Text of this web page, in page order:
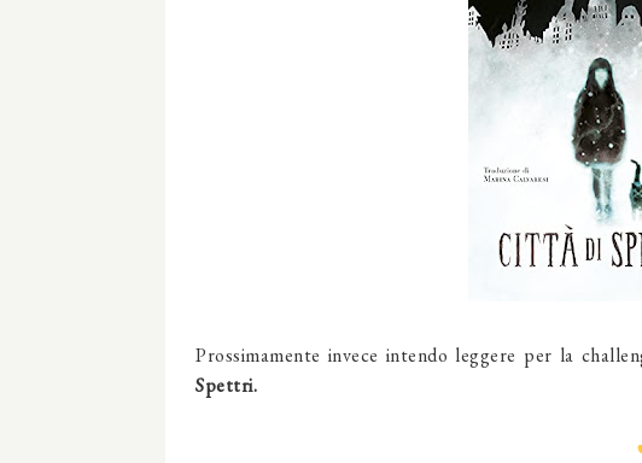
Prossimamente invece intendo leggere per la
Spettri.